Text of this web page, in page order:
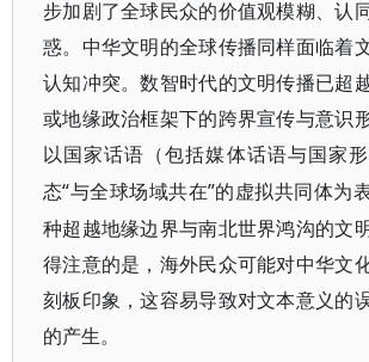
步加剧了全球民众的价值观模糊、认
惑。中华文明的全球传播同样面临着
认知冲突。数智时代的文明传播已超
或地缘政治框架下的跨界宣传与意识
以国家话语（包括媒体话语与国家
态“与全球场域共在”的虚拟共同体为
种超越地缘边界与南北世界鸿沟的文
得注意的是，海外民众可能对中华文
刻板印象，这容易导致对文本意义的
的产生。